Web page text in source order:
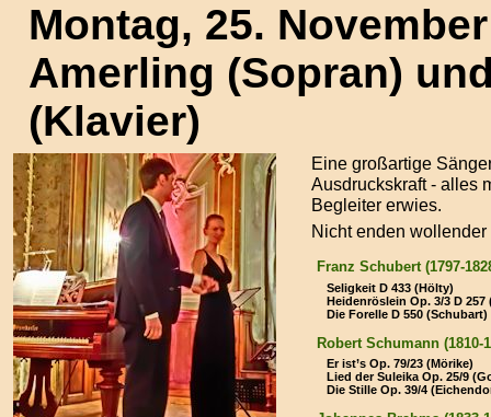
Montag, 25.
Amerling (Sopran)
(Klavier)
Eine großartige
Ausdruckskraft - alles
Begleiter erwies.
Nicht enden
Franz Schubert (1797-
Seligkeit D 433 (Hölty)
Heidenröslein Op. 3/3 D 257
Die Forelle D 550 (Schubart)
Robert Schumann (1810-
Er ist’s Op. 79/23 (Mörike)
Lied der Suleika Op. 25/9
Die Stille Op. 39/4